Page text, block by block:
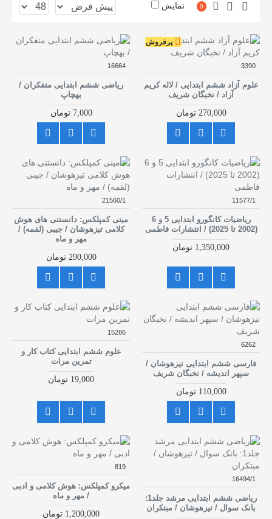
0 نمایش
پرفروش
3390
علوم آزاد ششم ابتدایی / لاله کریم
آزاد / نخبگان شریف
270,000 تومان
16664
ریاضی ششم ابتدایی متفکران /
بهچاپ
7,000 تومان
11577/1
ریاضیات کانگورو ابتدایی 5 و 6
(2002 تا 2025) / انتشارات فاطمی
1,350,000 تومان
21560/1
مینی کمپلکس: دانستنی های هوش
کلامی تیزهوشان / جیبی (لقمه) /
مهر و ماه
290,000 تومان
6262
فارسی ششم ابتدایی تیزهوشان /
سپهر اندیشه / نخبگان شریف
110,000 تومان
15286
علوم ششم ابتدایی کتاب کار و
تمرین مرات
19,000 تومان
16494/1
ریاضی ششم ابتدایی مرشد جلد1:
بانک سوال / تیزهوشان / مبتکران
819
میکرو کمپلکس: هوش کلامی و ادبی
/ مهر و ماه
1,200,000 تومان